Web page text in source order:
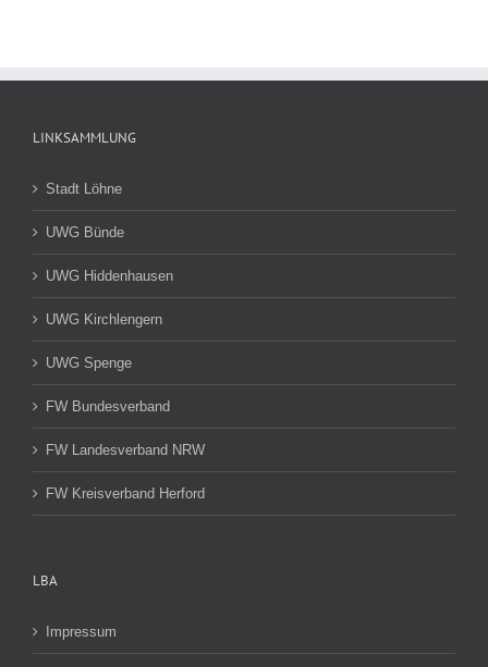
LINKSAMMLUNG
Stadt Löhne
UWG Bünde
UWG Hiddenhausen
UWG Kirchlengern
UWG Spenge
FW Bundesverband
FW Landesverband NRW
FW Kreisverband Herford
LBA
Impressum